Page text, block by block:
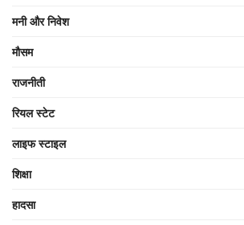
मनी और निवेश
मौसम
राजनीती
रियल स्टेट
लाइफ स्टाइल
शिक्षा
हादसा